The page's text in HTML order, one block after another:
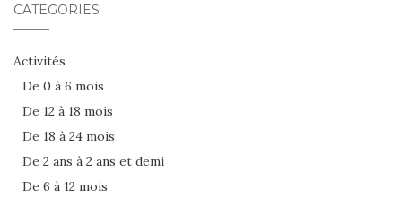
CATÉGORIES
Activités
De 0 à 6 mois
De 12 à 18 mois
De 18 à 24 mois
De 2 ans à 2 ans et demi
De 6 à 12 mois